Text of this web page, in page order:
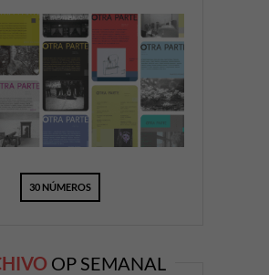
30 NÚMEROS
OP SEMANAL